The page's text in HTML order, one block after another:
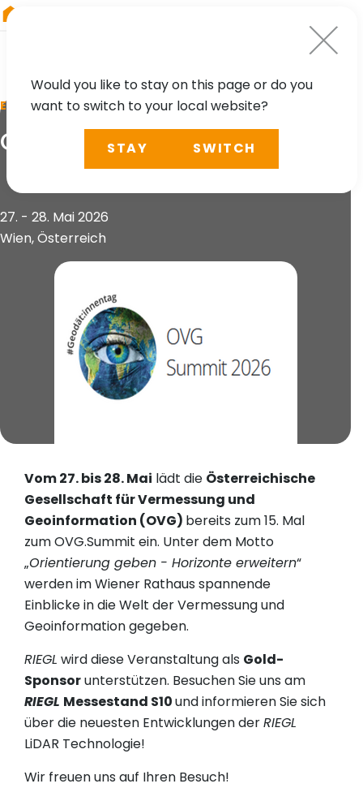
EVENT
OVG.Summit
27. - 28. Mai 2026
Wien, Österreich
Vom 27. bis 28. Mai lädt die Österreichische
Gesellschaft für Vermessung und
Geoinformation (OVG) bereits zum 15. Mal
zum OVG.Summit ein. Unter dem Motto
„Orientierung geben - Horizonte erweitern“
werden im Wiener Rathaus spannende
Einblicke in die Welt der Vermessung und
Geoinformation gegeben.
RIEGL wird diese Veranstaltung als Gold-
Sponsorunterstützen. Besuchen Sie uns am
RIEGL Messestand S10und informieren Sie sich
über die neuesten Entwicklungen derRIEGL
LiDAR Technologie!
Wir freuen uns auf Ihren Besuch!
Would you like to stay on this page or do you
want to switch to your local website?
STAY SWITCH